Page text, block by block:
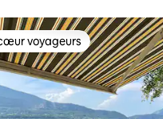
voyageurs
voyageurs